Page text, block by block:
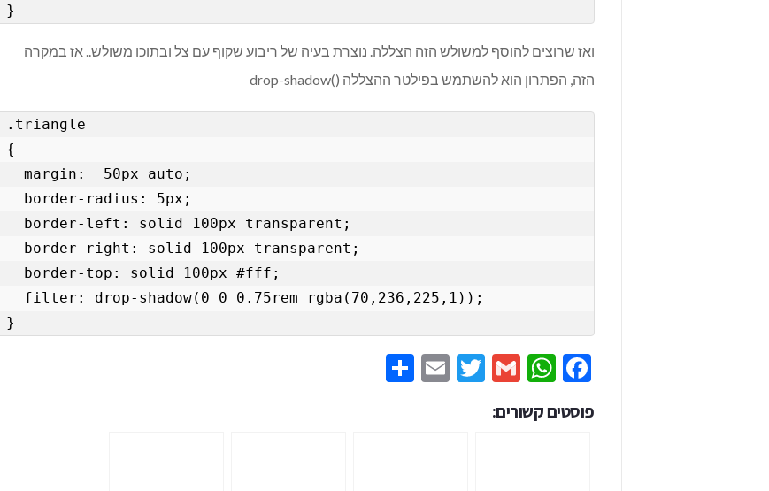
}
ואז שרוצים להוסף למשולש הזה הצללה. נוצרת בעיה של ריבוע שקוף עם צל ובתוכו משולש.. אז במקרה
הזה, הפתרון הוא להשתמש בפילטר ההצללה ()drop-shadow
.triangle
{
  margin:  50px auto;
}
Facebook
WhatsApp
Gmail
Twitter
Email
פוסטים קשורים: